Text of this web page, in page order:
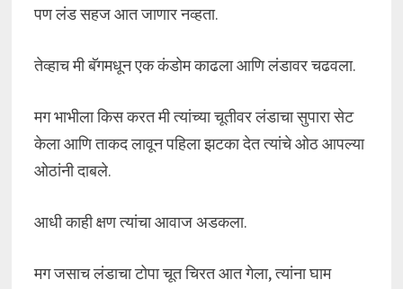
पण लंड सहज आत जाणार नव्हता.
तेव्हाच मी बॅगमधून एक कंडोम काढला आणि लंडावर चढवला.
मग भाभीला किस करत मी त्यांच्या चूतीवर लंडाचा सुपारा सेट
केला आणि ताकद लावून पहिला झटका देत त्यांचे ओठ आपल्या
ओठांनी दाबले.
आधी काही क्षण त्यांचा आवाज अडकला.
मग जसाच लंडाचा टोपा चूत चिरत आत गेला, त्यांना घाम